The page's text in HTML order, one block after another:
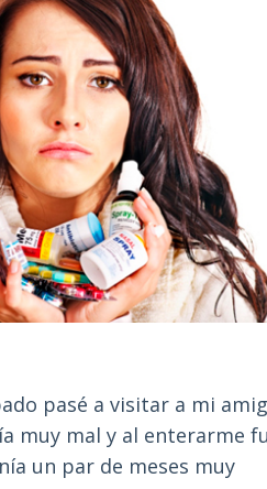
pasé a visitar a mi
muy mal y al enterarme
un par de meses muy